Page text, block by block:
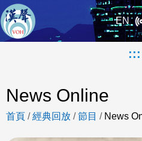
EN
:::
News Online
首頁 /經典回放 /節目 / News